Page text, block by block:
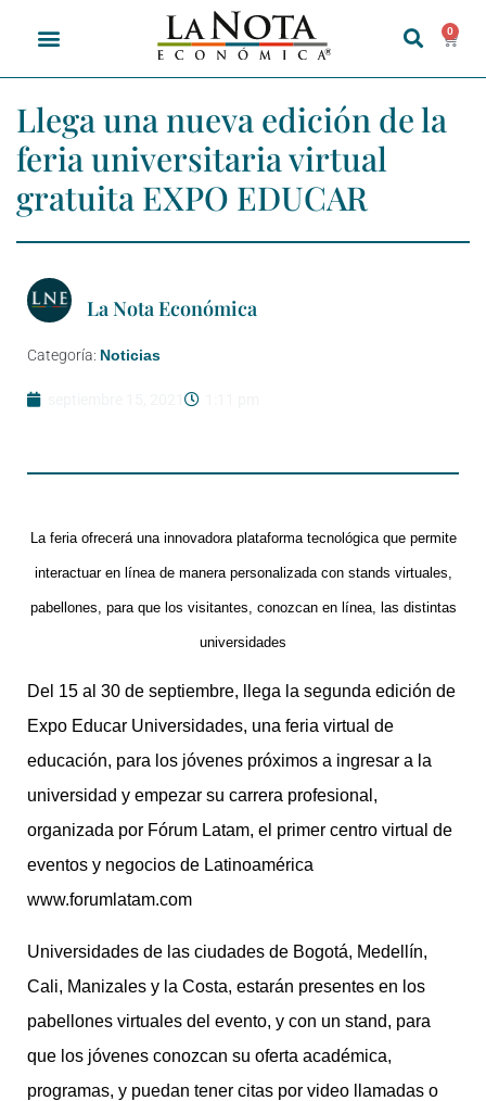
0
Llega una nueva edición de la
feria universitaria virtual
gratuita EXPO EDUCAR
La Nota Económica
Categoría: Noticias
La feria ofrecerá una innovadora plataforma tecnológica que permite
interactuar en línea de manera personalizada con stands virtuales,
pabellones, para que los visitantes, conozcan en línea, las distintas
universidades
Del 15 al 30 de septiembre, llega la segunda edición de
Expo Educar Universidades, una feria virtual de
educación, para los jóvenes próximos a ingresar a la
universidad y empezar su carrera profesional,
organizada por Fórum Latam, el primer centro virtual de
eventos y negocios de Latinoamérica
www.forumlatam.com
Universidades de las ciudades de Bogotá, Medellín,
Cali, Manizales y la Costa, estarán presentes en los
pabellones virtuales del evento, y con un stand, para
que los jóvenes conozcan su oferta académica,
programas, y puedan tener citas por video llamadas o